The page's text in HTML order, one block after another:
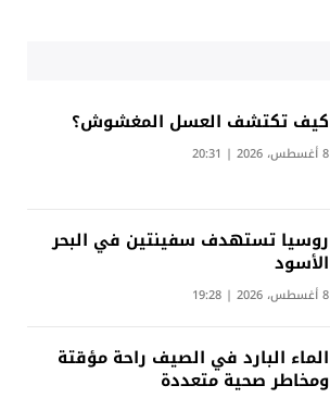
كيف تكتشف العسل المغشوش؟
8 أغسطس، 2026 | 20:31
روسيا تستهدف سفينتين في البحر
الأسود
8 أغسطس، 2026 | 19:28
الماء البارد في الصيف راحة مؤقتة
ومخاطر صحية متعددة